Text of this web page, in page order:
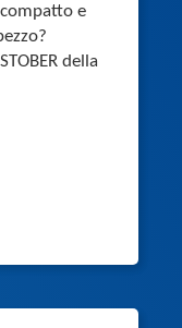
e
della